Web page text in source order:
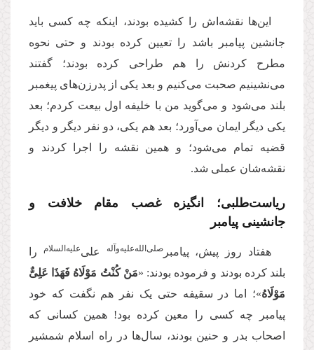
این‌ها نقشه‌اش را کشیده بودند، اینکه چه کسی باید
جانشین پیامبر باشد را تعیین کرده بودند و حتی نحوه
مطرح کردنش را هم طراحی کرده بودند؛ گفتند
می‌‌نشینیم صحبت می‌‌کنیم و بعد یکی از پدرزن‌های پیغمبر
بلند می‌‌شود و می‌گوید من با خلیفه اول بیعت کردم؛ بعد
یکی دیگر ایمان می‌آورد؛ بعد هم یکی، دو نفر دیگر و دیگر
قضیه تمام می‌‌شود؛ و همین نقشه را اجرا کردند و
نقشه‌شان عملی شد.
ریاست‌طلبی؛ انگیزه غصب مقام خلافت و
جانشینی پیامبر
هفتاد روز پیش، پیامبر‌صلی‌‌الله‌‌علیه‌‌و‌آله علی‌علیه‌‌السلام
را
بلند کرده بودند و فرموده بودند: «مَنْ کُنْتُ مَوْلَاهُ فَهَذَا عَلِیٌّ
مَوْلَاهُ»؛ اما در سقیفه حتی یک نفر هم نگفت که خود
پیامبر چه کسی را معین کرده بود! همین کسانی که
اصحاب بدر و حنین بودند، سال‌ها در راه اسلام شمشیر